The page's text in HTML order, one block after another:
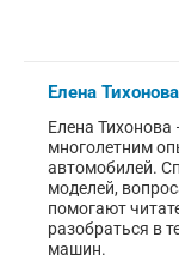
Елена Тихонова
Елена
многолетним
автомобилей.
моделей,
помогают
разобраться в
машин.